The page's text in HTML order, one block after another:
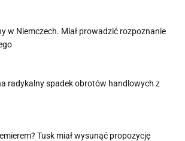
w Niemczech. Miał prowadzić rozpoznanie
radykalny spadek obrotów handlowych z
Tusk miał wysunąć propozycję